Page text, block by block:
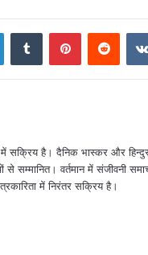
LinkedInTumblr Pinterest
सक्रिय है। दैनिक भास्कर और
से सम्मानित। वर्तमान में
में निरंतर सक्रिय है।